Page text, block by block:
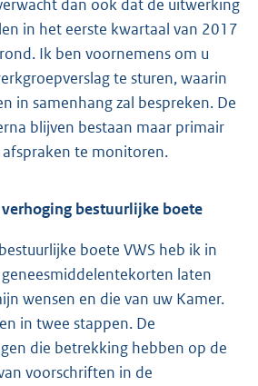
dan ook dat de uitwerking
in het eerste kwartaal van 2017
Ik ben voornemens om u
te sturen, waarin
in samenhang zal bespreken. De
blijven bestaan maar primair
te monitoren.
bestuurlijke boete
boete VWS heb ik in
laten
wensen en die van uw Kamer.
in twee stappen. De
die betrekking hebben op de
voorschriften in de